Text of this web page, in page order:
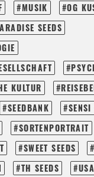
MUSIK
OG
SEEDS
KULTUR
SEEDBANK
SENSI
SORTENPORTRAIT
SWEET SEEDS
TH SEEDS USA